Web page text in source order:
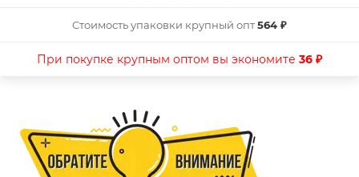
Стоимость упаковки крупный опт564 ₽
При покупке крупным оптом вы экономите 36 ₽